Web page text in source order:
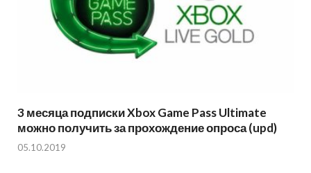
3 месяца подписки Xbox Game Pass Ultimate
можно получить за прохождение опроса (upd)
05.10.2019